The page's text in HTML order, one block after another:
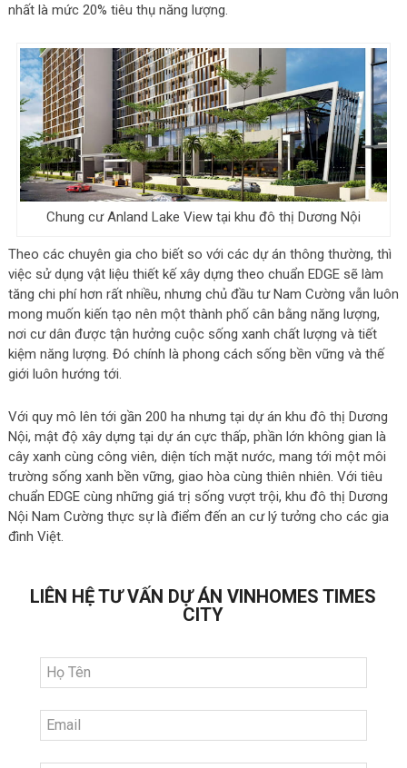
nhất là mức 20% tiêu thụ năng lượng.
Chung cư Anland Lake View tại khu đô thị Dương Nội
Theo các chuyên gia cho biết so với các dự án thông thường, thì
việc sử dụng vật liệu thiết kế xây dựng theo chuẩn EDGE sẽ làm
tăng chi phí hơn rất nhiều, nhưng chủ đầu tư Nam Cường vẫn luôn
mong muốn kiến tạo nên một thành phố cân bằng năng lượng,
nơi cư dân được tận hưởng cuộc sống xanh chất lượng và tiết
kiệm năng lượng. Đó chính là phong cách sống bền vững và thế
giới luôn hướng tới.
Với quy mô lên tới gần 200 ha nhưng tại dự án khu đô thị Dương
Nội, mật độ xây dựng tại dự án cực thấp, phần lớn không gian là
cây xanh cùng công viên, diện tích mặt nước, mang tới một môi
trường sống xanh bền vững, giao hòa cùng thiên nhiên. Với tiêu
chuẩn EDGE cùng những giá trị sống vượt trội, khu đô thị Dương
Nội Nam Cường thực sự là điểm đến an cư lý tưởng cho các gia
đình Việt.
LIÊN HỆ TƯ VẤN DỰ ÁN VINHOMES TIMES
CITY